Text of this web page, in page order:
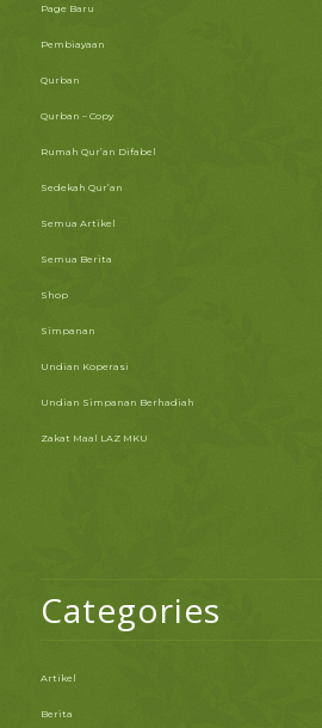
Page Baru
Pembiayaan
Qurban
Qurban – Copy
Rumah Qur’an Difabel
Sedekah Qur’an
Semua Artikel
Semua Berita
Shop
Simpanan
Undian Koperasi
Undian Simpanan Berhadiah
Zakat Maal LAZ MKU
Categories
Artikel
Berita